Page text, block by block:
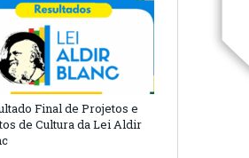
Final de Projetos e
de Cultura da Lei Aldir